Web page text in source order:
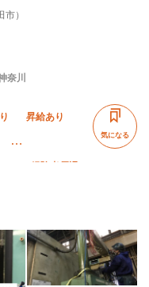
市）
奈川
昇給あり
なし
気になる